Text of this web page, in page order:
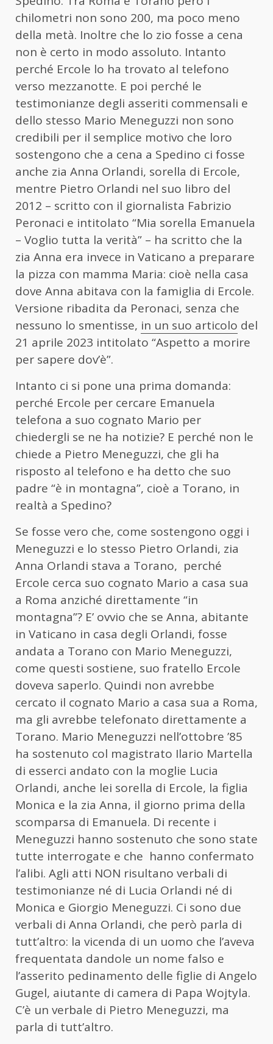
chilometri non sono 200, ma poco meno
della metà. Inoltre che lo zio fosse a cena
non è certo in modo assoluto. Intanto
perché Ercole lo ha trovato al telefono
verso mezzanotte. E poi perché le
testimonianze degli asseriti commensali e
dello stesso Mario Meneguzzi non sono
credibili per il semplice motivo che loro
sostengono che a cena a Spedino ci fosse
anche zia Anna Orlandi, sorella di Ercole,
mentre Pietro Orlandi nel suo libro del
2012 – scritto con il giornalista Fabrizio
Peronaci e intitolato “Mia sorella Emanuela
– Voglio tutta la verità” – ha scritto che la
zia Anna era invece in Vaticano a preparare
la pizza con mamma Maria: cioè nella casa
dove Anna abitava con la famiglia di Ercole.
Versione ribadita da Peronaci, senza che
nessuno lo smentisse, in un suo articolo del
21 aprile 2023 intitolato “Aspetto a morire
per sapere dov’è”.
Intanto ci si pone una prima domanda:
perché Ercole per cercare Emanuela
telefona a suo cognato Mario per
chiedergli se ne ha notizie? E perché non le
chiede a Pietro Meneguzzi, che gli ha
risposto al telefono e ha detto che suo
padre “è in montagna”, cioè a Torano, in
realtà a Spedino?
Se fosse vero che, come sostengono oggi i
Meneguzzi e lo stesso Pietro Orlandi, zia
Anna Orlandi stava a Torano, perché
Ercole cerca suo cognato Mario a casa sua
a Roma anziché direttamente “in
montagna”? E’ ovvio che se Anna, abitante
in Vaticano in casa degli Orlandi, fosse
andata a Torano con Mario Meneguzzi,
come questi sostiene, suo fratello Ercole
doveva saperlo. Quindi non avrebbe
cercato il cognato Mario a casa sua a Roma,
ma gli avrebbe telefonato direttamente a
Torano. Mario Meneguzzi nell’ottobre ’85
ha sostenuto col magistrato Ilario Martella
di esserci andato con la moglie Lucia
Orlandi, anche lei sorella di Ercole, la figlia
Monica e la zia Anna, il giorno prima della
scomparsa di Emanuela. Di recente i
Meneguzzi hanno sostenuto che sono state
tutte interrogate e che hanno confermato
l’alibi. Agli atti NON risultano verbali di
testimonianze né di Lucia Orlandi né di
Monica e Giorgio Meneguzzi. Ci sono due
verbali di Anna Orlandi, che però parla di
tutt’altro: la vicenda di un uomo che l’aveva
frequentata dandole un nome falso e
l’asserito pedinamento delle figlie di Angelo
Gugel, aiutante di camera di Papa Wojtyla.
C’è un verbale di Pietro Meneguzzi, ma
parla di tutt’altro.